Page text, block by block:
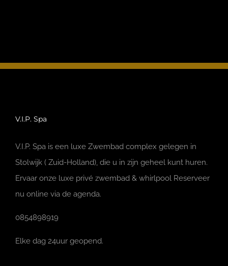
V.I.P. Spa
V.I.P. Spa is een luxe Zwembad complex gelegen in
Stolwijk ( Zuid-Holland), die u in zijn geheel kunt huren.
Ervaar onze luxe privé zwembad & whirlpool Reserveer
nu online via de agenda.
0854898919
Elke dag 24uur geopend.